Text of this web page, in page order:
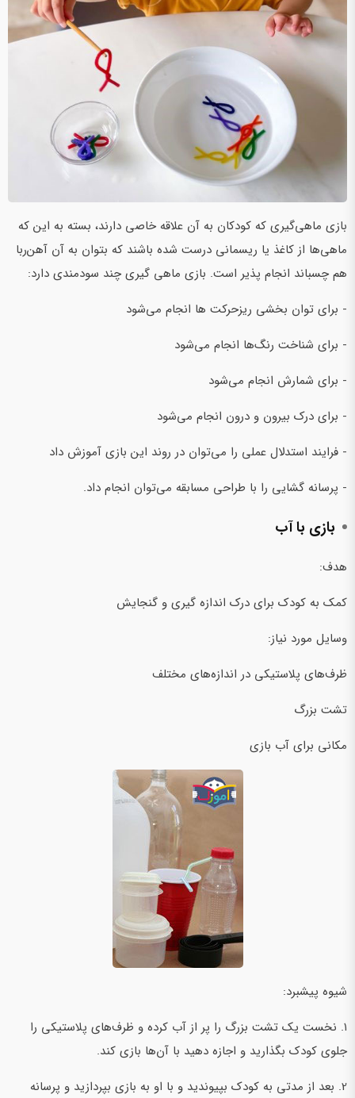
بازی ماهی‌گیری که کودکان به آن علاقه خاصی دارند، بسته به این که
ماهی‌ها از کاغذ یا ریسمانی درست شده باشند که بتوان به آن آهن‌ربا
هم چسباند انجام پذیر است. بازی ماهی گیری چند سودمندی دارد:
- برای توان بخشی ریزحرکت ها انجام می‌شود
- برای شناخت رنگ‌ها انجام می‌شود
- برای شمارش انجام می‌شود
- برای درک بیرون و درون انجام می‌شود
- فرایند استدلال عملی را می‌توان در روند این بازی آموزش داد
- پرسانه گشایی را با طراحی مسابقه می‌توان انجام داد.
بازی با آب
هدف:
کمک به کودک برای درک اندازه گیری و گنجایش
وسایل مورد نیاز:
ظرف‌های پلاستیکی در اندازه‌های مختلف
تشت بزرگ
مکانی برای آب بازی
شیوه پیشبرد:
1. نخست یک تشت بزرگ را پر از آب کرده و ظرف‌های پلاستیکی را
جلوی کودک بگذارید و اجازه دهید با آن‌ها بازی کند.
2. بعد از مدتی به کودک بپیوندید و با او به بازی بپردازید و پرسانه